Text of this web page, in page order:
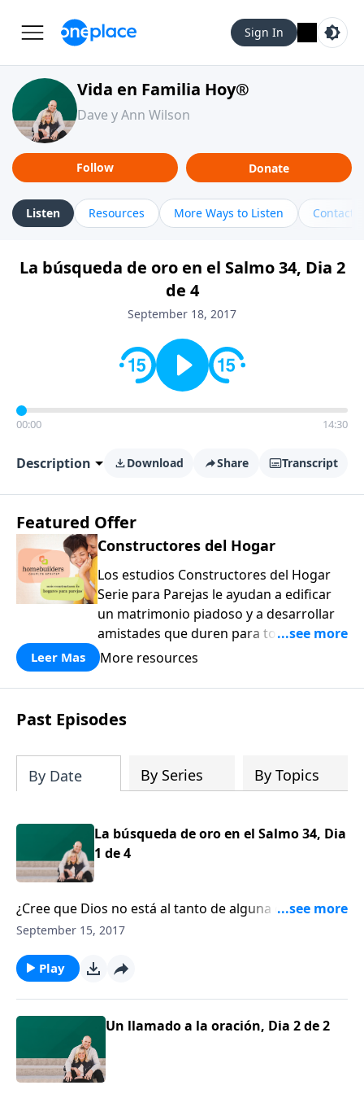
Sign In
Vida en Familia Hoy®
Dave y Ann Wilson
Follow Donate
Listen Resources More Ways to Listen Contact
La búsqueda de oro en el Salmo 34, Dia 2
de 4
September 18, 2017
00:00 14:30
Description Download Share Transcript
Featured Offer
Constructores del Hogar
Los estudios Constructores del Hogar
Serie para Parejas le ayudan a edificar
un matrimonio piadoso y a desarrollar
amistades que duren para toda la vida.
¡Únase a uno de los estudios de grupos
a casa los principios de la Palabra de
Dios para compartirlos con su familia,
su iglesia y su comunidad!
Leer Mas More resources
Past Episodes
By Date By Series By Topics
La búsqueda de oro en el Salmo 34, Dia
1 de 4
¿Cree que Dios no está al tanto de alguna de las
circunstancias que usted está experimentando en la
Si usted se encuentra atravesando por un período de
sufrimiento y se pregunta qué se trae Dios, no está
September 15, 2017
Play
Un llamado a la oración, Dia 2 de 2